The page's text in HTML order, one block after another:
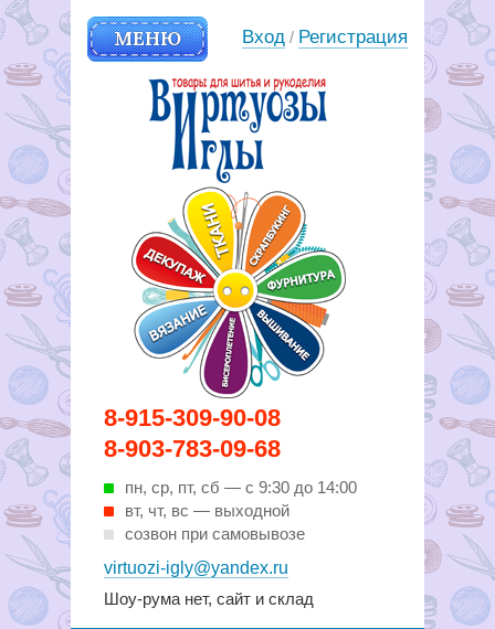
8-915-309-90-08
8-903-783-09-68
пн, ср, пт, cб — с 9:30 до 14:00
вт, чт, вс — выходной
созвон при самовывозе
virtuozi-igly@yandex.ru
Шоу-рума нет, сайт и склад
МЕНЮ
Вирутозы иглы. Товары для
шитья и рукоделья
Вход / Регистрация